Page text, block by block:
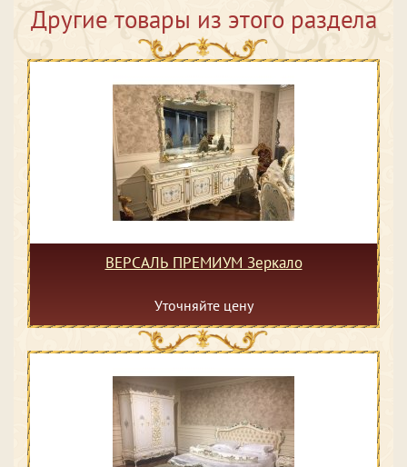
Другие товары из этого раздела
ВЕРСАЛЬ ПРЕМИУМ Зеркало
Уточняйте цену